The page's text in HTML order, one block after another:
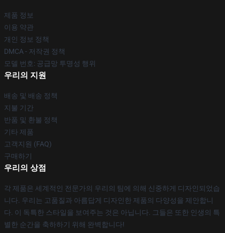
제품 정보
이용 약관
개인 정보 정책
DMCA - 저작권 정책
모델 번호: 공급망 투명성 행위
우리의 지원
배송 및 배송 정책
지불 기간
반품 및 환불 정책
기타 제품
고객지원 (FAQ)
구매하기
우리의 상점
각 제품은 세계적인 전문가의 우리의 팀에 의해 신중하게 디자인되었습
니다. 우리는 고품질과 아름답게 디자인한 제품의 다양성을 제안합니
다. 이 독특한 스타일을 보여주는 것은 아닙니다. 그들은 또한 인생의 특
별한 순간을 축하하기 위해 완벽합니다!